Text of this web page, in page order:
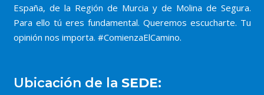
España, de la Región de Murcia y de Molina de Segura.
Para ello tú eres fundamental. Queremos escucharte. Tu
opinión nos importa. #ComienzaElCamino.
Ubicación de la SEDE: